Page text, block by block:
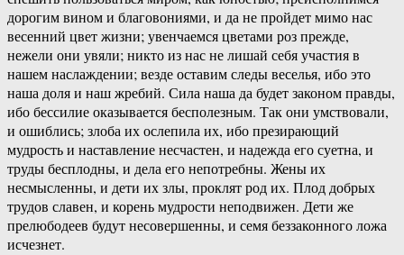
дорогим вином и благовониями, и да не пройдет мимо нас
весенний цвет жизни; увенчаемся цветами роз прежде,
нежели они увяли; никто из нас не лишай себя участия в
нашем наслаждении; везде оставим следы веселья, ибо это
наша доля и наш жребий. Сила наша да будет законом правды,
ибо бессилие оказывается бесполезным. Так они умствовали,
и ошиблись; злоба их ослепила их, ибо презирающий
мудрость и наставление несчастен, и надежда его суетна, и
труды бесплодны, и дела его непотребны. Жены их
несмысленны, и дети их злы, проклят род их. Плод добрых
трудов славен, и корень мудрости неподвижен. Дети же
прелюбодеев будут несовершенны, и семя беззаконного ложа
исчезнет.